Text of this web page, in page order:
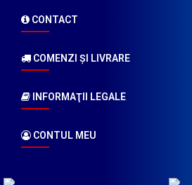
CONTACT
COMENZI ŞI LIVRARE
INFORMAŢII LEGALE
CONTUL MEU